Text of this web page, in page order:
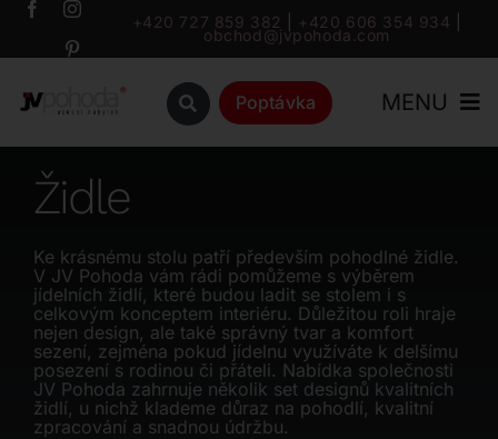
Přeskočit
+420 727 859 382 +420 606 354 934
obchod@jvpohoda.com
Poptávka MENU
Katalog
Značky
Židle
Ke krásnému stolu patří především pohodlné židle.
V JV Pohoda vám rádi pomůžeme s výběrem
jídelních židlí, které budou ladit se stolem i s
celkovým konceptem interiéru. Důležitou roli hraje
nejen design, ale také správný tvar a komfort
sezení, zejména pokud jídelnu využíváte k delšímu
posezení s rodinou či přáteli. Nabídka společnosti
JV Pohoda zahrnuje několik set designů kvalitních
židlí, u nichž klademe důraz na pohodlí, kvalitní
zpracování a snadnou údržbu.